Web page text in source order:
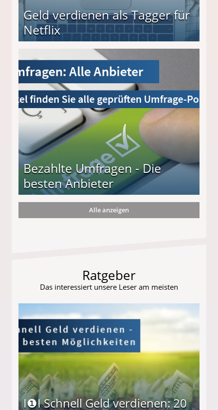
Geld verdienen als Tagger für
Netflix
Bezahlte Umfragen - Die
besten Anbieter
Alle anzeigen
Ratgeber
Das interessiert unsere Leser am meisten
I❶I Schnell Geld verdienen: 20